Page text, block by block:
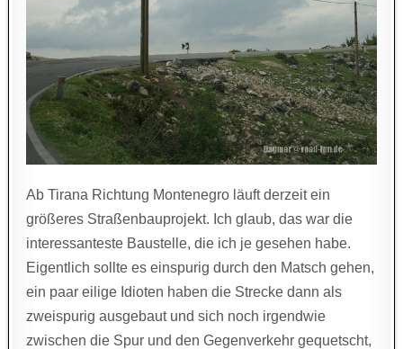
Ab Tirana Richtung Montenegro läuft derzeit ein
größeres Straßenbauprojekt. Ich glaub, das war die
interessanteste Baustelle, die ich je gesehen habe.
Eigentlich sollte es einspurig durch den Matsch gehen,
ein paar eilige Idioten haben die Strecke dann als
zweispurig ausgebaut und sich noch irgendwie
zwischen die Spur und den Gegenverkehr gequetscht,